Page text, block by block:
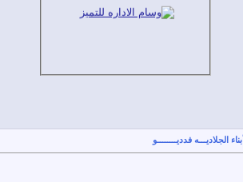
فدديــــــــو